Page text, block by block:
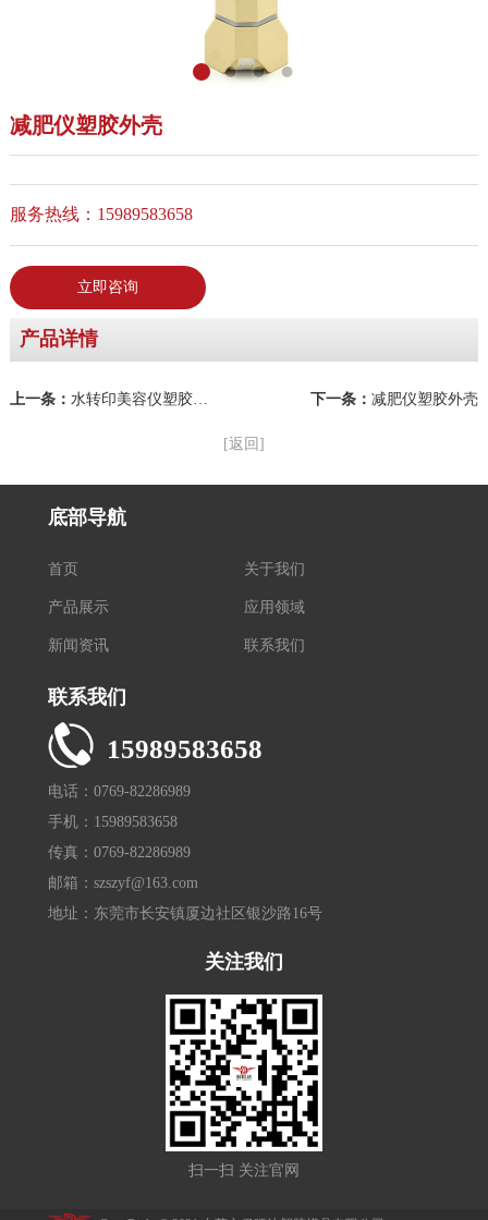
减肥仪塑胶外壳
服务热线：15989583658
立即咨询
产品详情
上一条： 水转印美容仪塑胶外壳 下一条：减肥仪塑胶外壳
[返回]
底部导航
首页 关于我们
产品展示 应用领域
新闻资讯 联系我们
联系我们
15989583658
电话：0769-82286989
手机：15989583658
传真：0769-82286989
邮箱：szszyf@163.com
地址：东莞市长安镇厦边社区银沙路16号
关注我们
扫一扫 关注官网